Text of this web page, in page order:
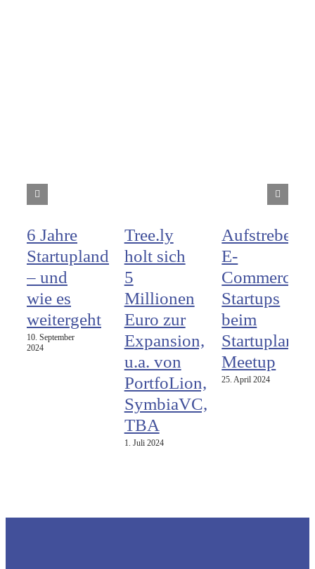
6 Jahre
Startupland
– und
wie es
weitergeht
10. September
2024
Tree.ly
holt sich
5
Millionen
Euro zur
Expansion,
u.a. von
PortfoLion,
SymbiaVC,
TBA
1. Juli 2024
E-
Commerce
Startups
beim
Startupland
Meetup
25. April 2024